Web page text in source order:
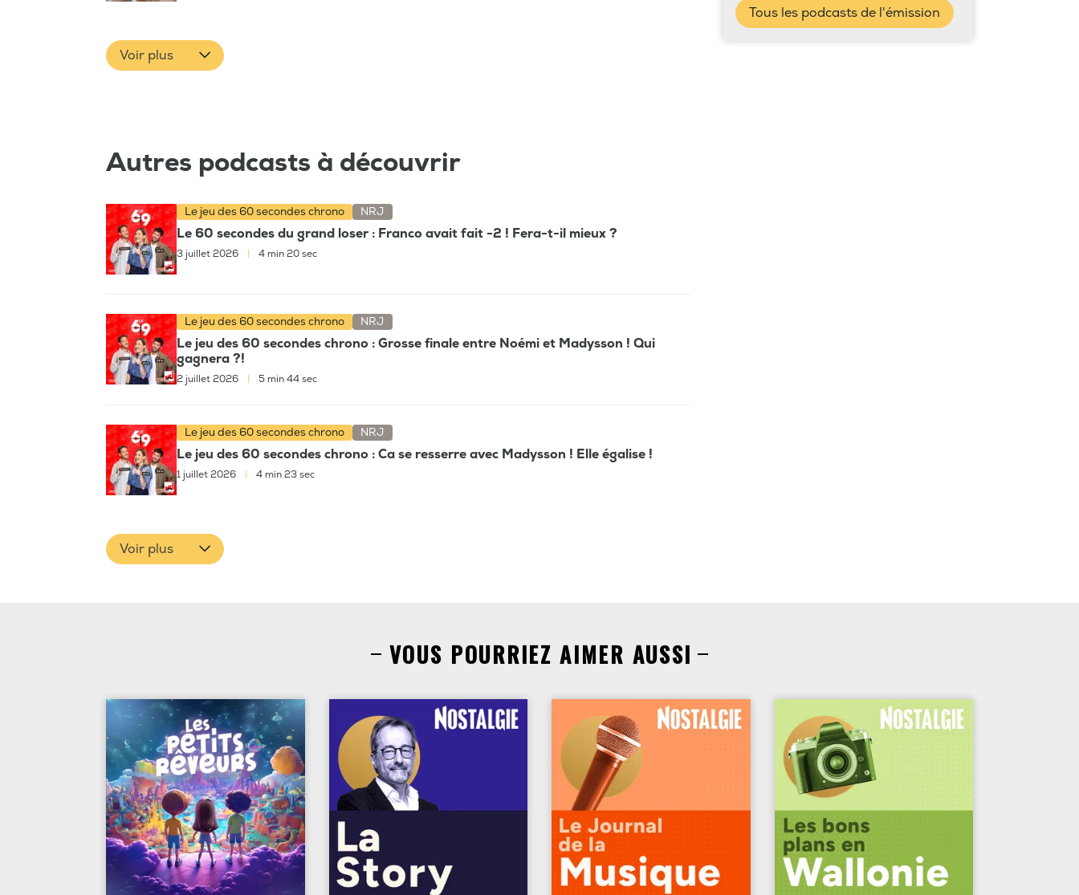
Voir plus
Tous les podcasts de l'émission
Autres podcasts à découvrir
Le jeu des 60 secondes chrono NRJ
Le 60 secondes du grand loser : Franco avait fait -2 ! Fera-t-il mieux ?
3 juillet 2026 4 min 20 sec
Le jeu des 60 secondes chrono NRJ
Le jeu des 60 secondes chrono : Grosse finale entre Noémi et Madysson ! Qui
gagnera ?!
2 juillet 2026 5 min 44 sec
Le jeu des 60 secondes chrono NRJ
Le jeu des 60 secondes chrono : Ca se resserre avec Madysson ! Elle égalise !
1 juillet 2026 | 4 min 23 sec
Voir plus
VOUS POURRIEZ AIMER AUSSI